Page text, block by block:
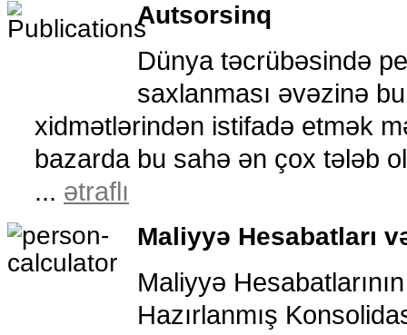
Autsorsinq
Dünya təcrübəsində
saxlanması əvəzinə
xidmətlərindən istifadə etmək
bazarda bu sahə ən çox tələb
... ətraflı
Maliyyə Hesabatları
Maliyyə
Hazırlanmış